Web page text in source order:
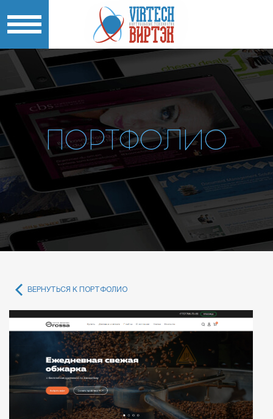
ПОРТФОЛИО
ВЕРНУТЬСЯ К ПОРТФОЛИО